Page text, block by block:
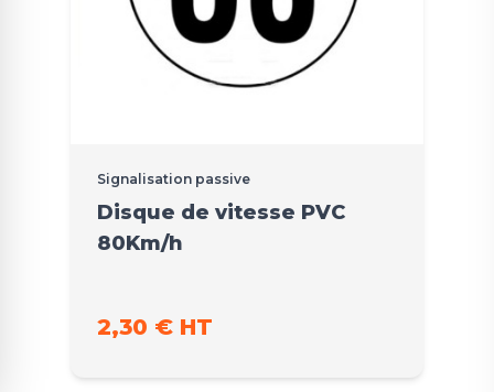
Signalisation passive
Disque de vitesse PVC
80Km/h
2,30 € HT